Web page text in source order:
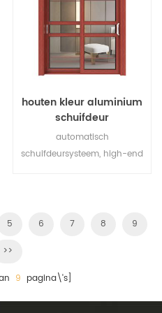
houten kleur aluminium
schuifdeur
automatisch
schuifdeursysteem, high-end
5 6 7 8 9
>>
9 pagina\'s]